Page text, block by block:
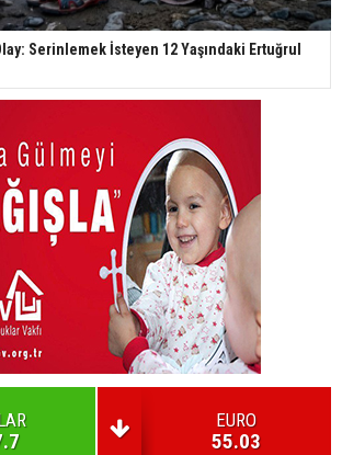
Serinlemek İsteyen 12 Yaşındaki Ertuğrul
EURO
55.03